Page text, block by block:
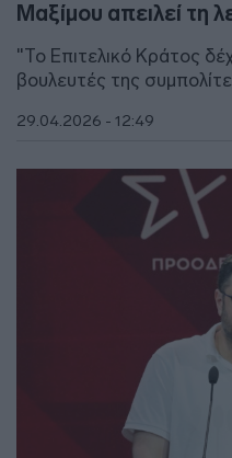
Μαξίμου απειλεί τη
"Το Επιτελικό Κράτος
βουλευτές της
29.04.2026 - 12:49